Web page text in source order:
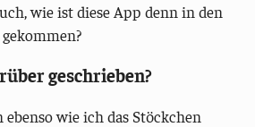
wie ist diese App denn in den
geschrieben?
ebenso wie ich das Stöckchen